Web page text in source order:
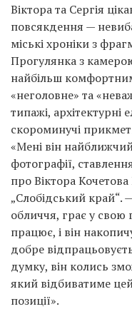
Віктора та Сергія
повсякдення —
міські хроніки з
Прогулянка з
найбільш
«неголовне» та
типажі, архітектурні
скороминучі
«Мені він
фотографії,
про Віктора
„Слобідський край“.
обличчя, грає у свою
працює, і він
добре
думку, він колись
який відбиватиме
позиції».